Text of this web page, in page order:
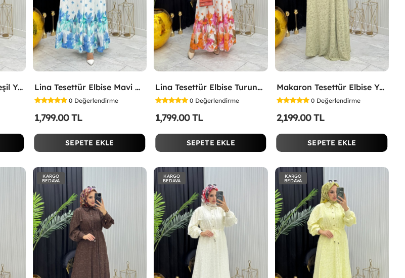
Lina Tesettür Elbise Yeşil Yeşil Lina Tesettür Elbise Mavi Mavi
0 Değerlendirme
1,799.00 TL
SEPETE EKLE
Lina Tesettür Elbise Turuncu Turuncu
0 Değerlendirme
1,799.00 TL
SEPETE EKLE
Makaron Tesettür Elbise Yeşil Yeşil
0 Değerlendirme
2,199.00 TL
SEPETE EKLE
KARGO
BEDAVA
KARGO
BEDAVA
KARGO
BEDAVA